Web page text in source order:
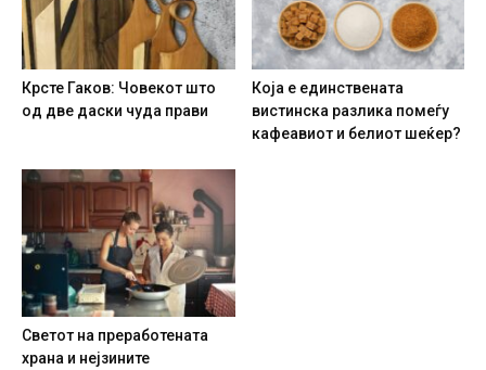
Крсте Гаков: Човекот што
од две даски чуда прави
Која е единствената
вистинска разлика помеѓу
кафеавиот и белиот шеќер?
Светот на преработената
храна и нејзините